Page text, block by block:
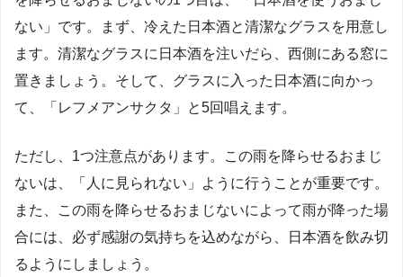
ない」です。まず、冷えた日本酒と清潔なグラスを用意し
ます。清潔なグラスに日本酒を注いだら、西側にある窓に
置きましょう。そして、グラスに入った日本酒に向かっ
て、「レフメアンサクタ」と5回唱えます。
ただし、1つ注意点があります。この雨を降らせるおまじ
ないは、「人に見られない」ように行うことが重要です。
また、この雨を降らせるおまじないによって雨が降った場
合には、必ず感謝の気持ちを込めながら、日本酒を飲み切
るようにしましょう。